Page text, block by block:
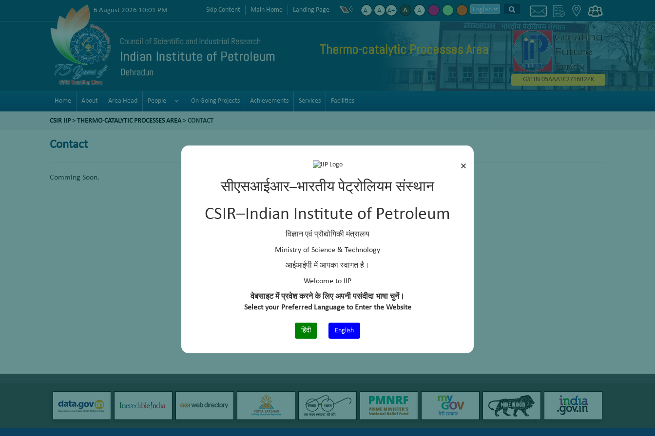
×
सीएसआईआर–भारतीय पेट्रोलियम संस्थान
CSIR–Indian Institute of Petroleum
विज्ञान एवं प्रौद्योगिकी मंत्रालय
Ministry of Science & Technology
आईआईपी में आपका स्वागत है।
Welcome to IIP
वेबसाइट में प्रवेश करने के लिए अपनी पसंदीदा भाषा चुनें।
Select your Preferred Language to Enter the Website
हिंदी English
6 August 2026 10:01 PM Skip Content Main Home Landing Page
Thermo-catalytic Processes Area
GSTIN 05AAATC2716R2ZK
Home About Area Head People On Going Projects Achievements Services Facilities
CSIR IIP > THERMO-CATALYTIC PROCESSES AREA> CONTACT
Contact
Comming Soon.